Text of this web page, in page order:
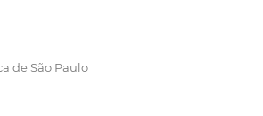
de São Paulo